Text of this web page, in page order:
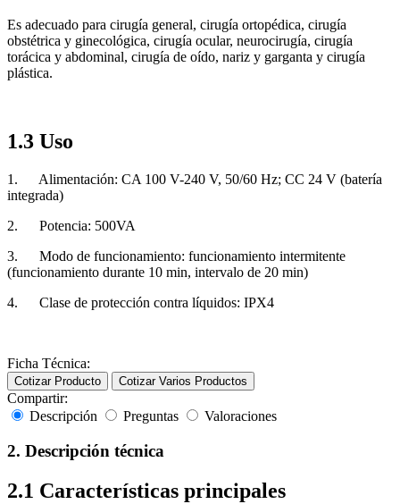
Es adecuado para cirugía general, cirugía ortopédica, cirugía
obstétrica y ginecológica, cirugía ocular, neurocirugía, cirugía
torácica y abdominal, cirugía de oído, nariz y garganta y cirugía
plástica.
1.3 Uso
1. Alimentación: CA 100 V-240 V, 50/60 Hz; CC 24 V (batería
integrada)
2. Potencia: 500VA
3. Modo de funcionamiento: funcionamiento intermitente
(funcionamiento durante 10 min, intervalo de 20 min)
4. Clase de protección contra líquidos: IPX4
Ficha Técnica:
Cotizar Producto Cotizar Varios Productos
Compartir:
Descripción
Preguntas Valoraciones
2. Descripción técnica
2.1 Características principales